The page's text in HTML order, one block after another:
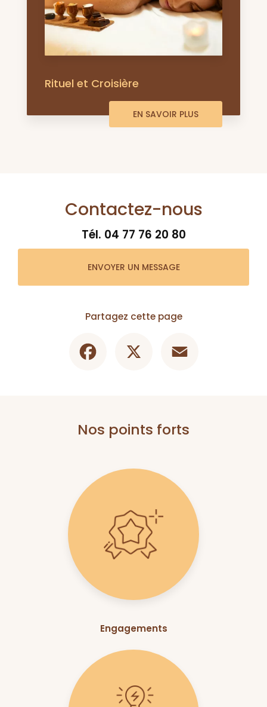
Rituel et Croisière
EN SAVOIR PLUS
Contactez-nous
Tél. 04 77 76 20 80
ENVOYER UN MESSAGE
Partagez cette page
Nos points forts
Engagements